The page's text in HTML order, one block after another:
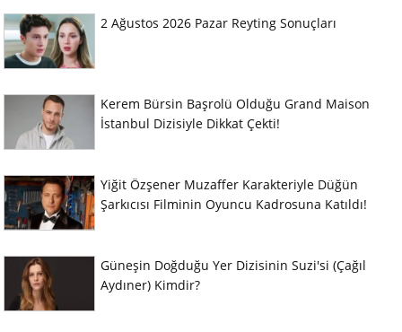
2 Ağustos 2026 Pazar Reyting Sonuçları
Kerem Bürsin Başrolü Olduğu Grand Maison
İstanbul Dizisiyle Dikkat Çekti!
Yiğit Özşener Muzaffer Karakteriyle Düğün
Şarkıcısı Filminin Oyuncu Kadrosuna Katıldı!
Güneşin Doğduğu Yer Dizisinin Suzi'si (Çağıl
Aydıner) Kimdir?